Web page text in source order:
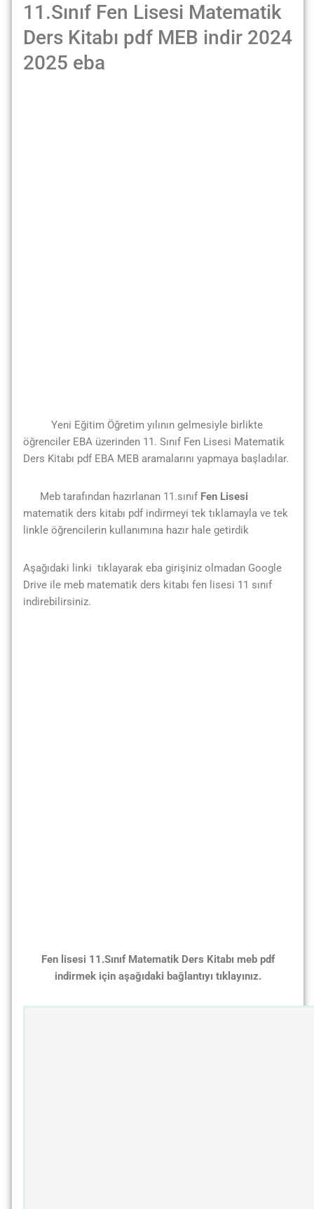
11.Sınıf Fen Lisesi Matematik
Ders Kitabı pdf MEB indir 2024
2025 eba
Yeni Eğitim Öğretim yılının gelmesiyle birlikte
öğrenciler EBA üzerinden 11. Sınıf Fen Lisesi Matematik
Ders Kitabı pdf EBA MEB aramalarını yapmaya başladılar.
Meb tarafından hazırlanan 11.sınıf Fen Lisesi
matematik ders kitabı pdf indirmeyi tek tıklamayla ve tek
linkle öğrencilerin kullanımına hazır hale getirdik
Aşağıdaki linki tıklayarak eba girişiniz olmadan Google
Drive ile meb matematik ders kitabı fen lisesi 11 sınıf
indirebilirsiniz.
Fen lisesi 11.Sınıf Matematik Ders Kitabı meb pdf
indirmek için aşağıdaki bağlantıyı tıklayınız.